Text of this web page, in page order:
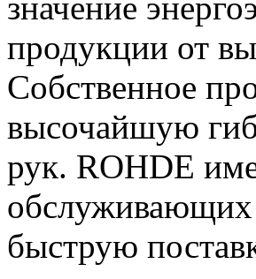
продукции от
Собственное
высочайшую
рук. ROHDE
обслуживающих
быструю